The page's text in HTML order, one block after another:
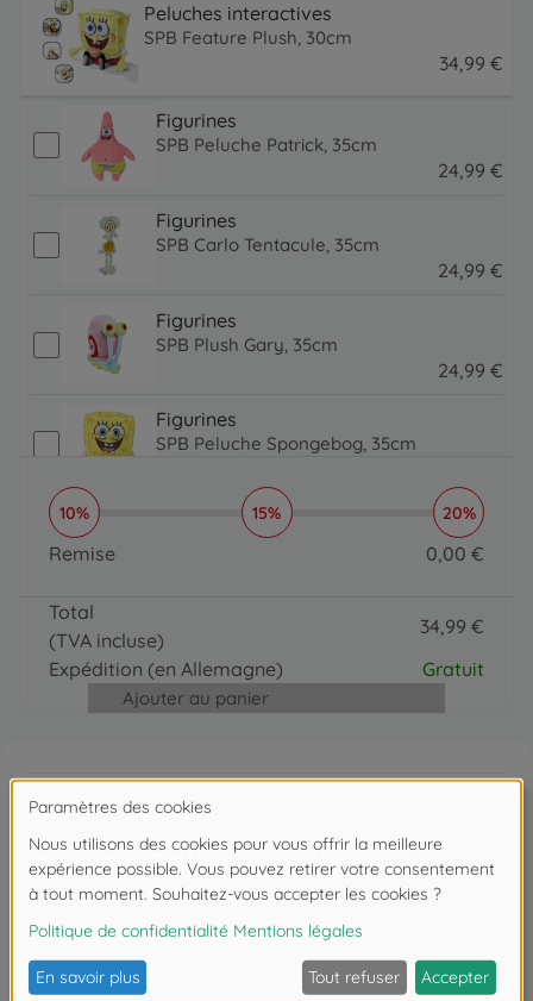
Informations produit
Who lives in a pineapple under the sea? It’s
SpongeBob SquarePants of course! The ever-happy
sponge is now available as a plush toy that not only
wants to be cuddled, but also makes young and old
laugh with its fun features.
Simba's SpongeBob SquarePants brings his
Peluches interactives
SPB Feature Plush, 30cm
34,99 €
Figurines
SPB Peluche Patrick, 35cm
24,99 €
Figurines
SPB Carlo Tentacule, 35cm
24 99 €
Figurines
SPB Plush Gary, 35cm
24 99 €
Figurines
SPB Peluche Spongebog, 35cm
24.99 EUR
SPB Mr. Krabs, 35cm
24, 99
10% 15% 20%
Remise 0,00 €
Total
(TVA incluse)
34,99 €
Expédition (en Allemagne) Gratuit
Ajouter au panier